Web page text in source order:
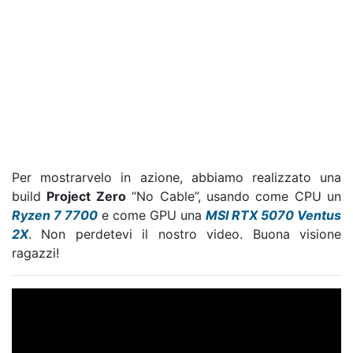
Per mostrarvelo in azione, abbiamo realizzato una
build Project Zero“No Cable”, usando come CPU un
Ryzen 7 7700 e come GPU una MSI RTX 5070 Ventus
2X. Non perdetevi il nostro video. Buona visione
ragazzi!